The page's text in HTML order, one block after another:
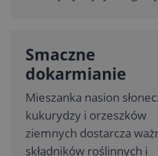
Smaczne
dokarmianie
Mieszanka nasion
kukurydzy i orzeszków
ziemnych dostarcza
składników roślinnych i